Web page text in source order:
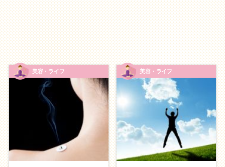
スマホで小説やエッセイを書く（noteなど）
裏紙に落書き・デッサン
拾った木の実や貝殻でクラフト
料理のレシピ考案
タイプ別に探す
中だけど、休日を充実させたい
涼しい（暖かい）図書館で一日読書 三昧
お弁当を持って公園でランチ
美容・ライフ 美容・ライフ